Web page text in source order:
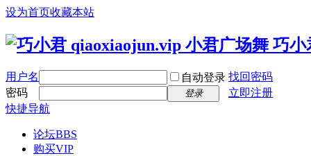
设为首页收藏本站
用户名 自动登录 找回密码
密码
登录
立即注册
快捷导航
论坛BBS
购买VIP